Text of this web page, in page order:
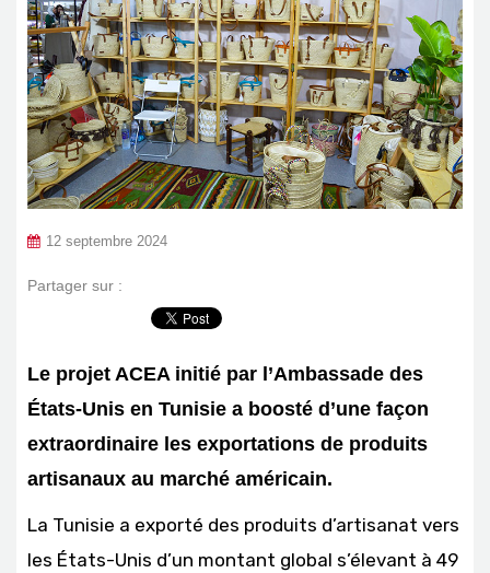
12 septembre 2024
Partager sur :
Le projet ACEA initié par l’Ambassade des
États-Unis en Tunisie a boosté d’une façon
extraordinaire les exportations de produits
artisanaux au marché américain.
La Tunisie a exporté des produits d’artisanat vers
les États-Unis d’un montant global s’élevant à 49